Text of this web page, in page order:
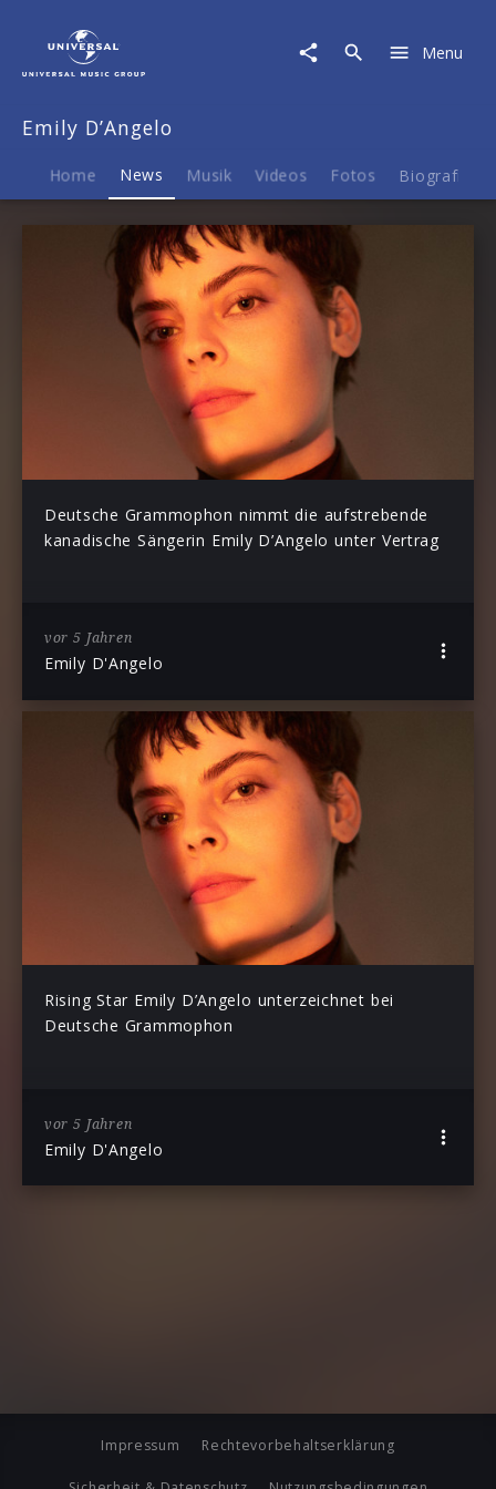
D’Angelo
News
Menu
Emily D’Angelo
Home News Musik Videos Fotos Biografie
Deutsche Grammophon nimmt die aufstrebende
kanadische Sängerin Emily D’Angelo unter Vertrag
vor 5 Jahren
Emily D'Angelo
Rising Star Emily D’Angelo unterzeichnet bei
Deutsche Grammophon
vor 5 Jahren
Emily D'Angelo
Impressum Rechtevorbehaltserklärung